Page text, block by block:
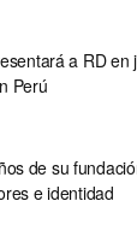
a RD
Perú
de su
e identidad